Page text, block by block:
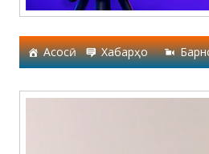
Асосӣ Хабарҳо